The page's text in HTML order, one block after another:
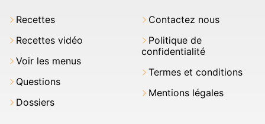
Recettes
Recettes vidéo
Voir les menus
Questions
Dossiers
Contactez nous
Politique de
confidentialité
Termes et conditions
Mentions légales